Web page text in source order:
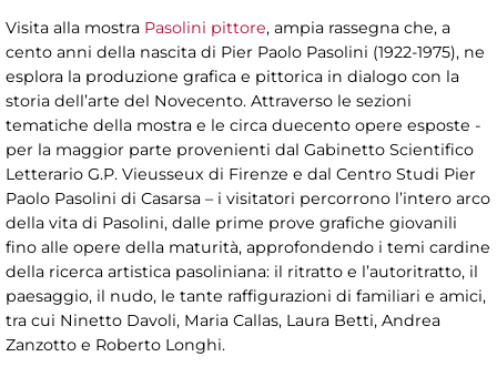
Visita alla mostra Pasolini pittore, ampia rassegna che, a
cento anni della nascita di Pier Paolo Pasolini (1922-1975), ne
esplora la produzione grafica e pittorica in dialogo con la
storia dell’arte del Novecento. Attraverso le sezioni
tematiche della mostra e le circa duecento opere esposte -
per la maggior parte provenienti dal Gabinetto Scientifico
Letterario G.P. Vieusseux di Firenze e dal Centro Studi Pier
Paolo Pasolini di Casarsa – i visitatori percorrono l’intero arco
della vita di Pasolini, dalle prime prove grafiche giovanili
fino alle opere della maturità, approfondendo i temi cardine
della ricerca artistica pasoliniana: il ritratto e l’autoritratto, il
paesaggio, il nudo, le tante raffigurazioni di familiari e amici,
tra cui Ninetto Davoli, Maria Callas, Laura Betti, Andrea
Zanzotto e Roberto Longhi.